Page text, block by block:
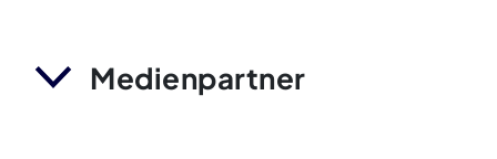
Medienpartner